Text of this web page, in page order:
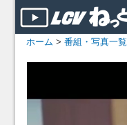
ホーム > 番組・写真一覧